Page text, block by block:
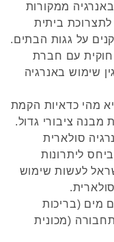
ממקורות
ביתית
על גגות הבתים.
עם חברת
שימוש באנרגיה
מהי כדאיות הקמת
ציבורי גדול.
סולארית
ליתרונות
לעשות שימוש
מים (בריכות
(מכונית